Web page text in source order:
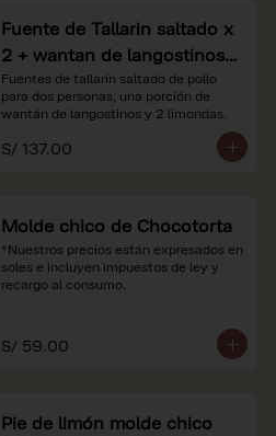
Fuente de Tallarin saltado x
2 + wantan de langostinos +
2 limonadas
Fuentes de tallarín saltado de pollo
para dos personas, una porción de
wantán de langostinos y 2 limondas.
S/ 137.00
Molde chico de Chocotorta
*Nuestros precios están expresados en
soles e incluyen impuestos de ley y
recargo al consumo.
S/ 59.00
Pie de limón molde chico